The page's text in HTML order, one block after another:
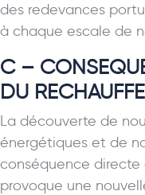
des redevances
à chaque escale de
C –
DU
La découverte de
énergétiques et de
conséquence
provoque une